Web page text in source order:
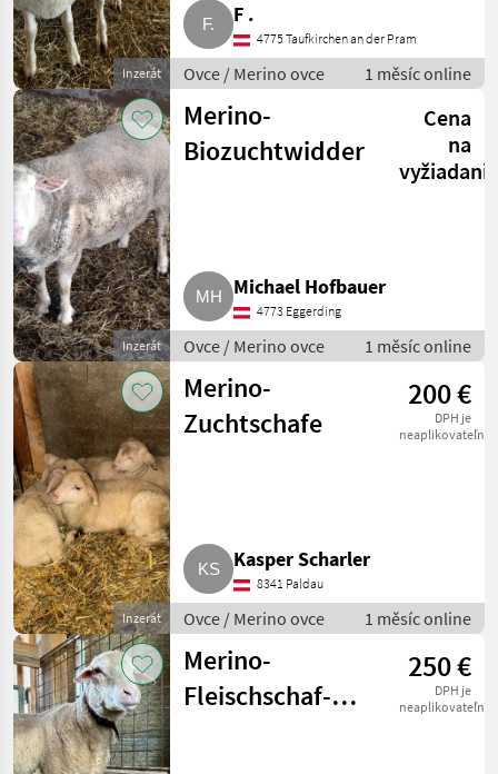
Inzerát
F .
4775 Taufkirchen an der Pram
Ovce / Merino ovce 1 měsíc online
Inzerát
Merino-
Biozuchtwidder
Cena
na
Michael Hofbauer
4773 Eggerding
Ovce / Merino ovce 1 měsíc online
Inzerát
Merino-
Zuchtschafe
200 €
DPH je
neaplikovateľné
Kasper Scharler
8341 Paldau
Ovce / Merino ovce 1 měsíc online
Merino-
Fleischschaf-
250 €
DPH je
neaplikovateľné